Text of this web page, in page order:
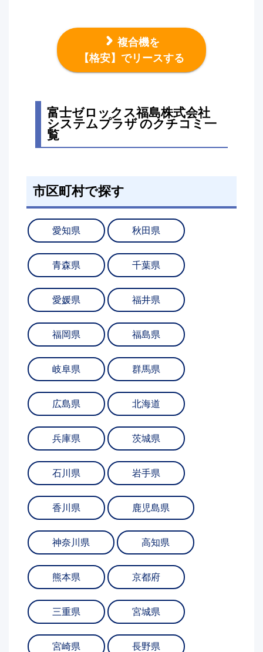
複合機を
【格安】でリースする
富士ゼロックス福島株式会社
システムプラザ のクチコミ一
覧
市区町村で探す
愛知県 秋田県
青森県 千葉県
愛媛県 福井県
福岡県 福島県
岐阜県 群馬県
広島県 北海道
兵庫県 茨城県
石川県 岩手県
香川県 鹿児島県
神奈川県 高知県
熊本県 京都府
三重県 宮城県
宮崎県 長野県